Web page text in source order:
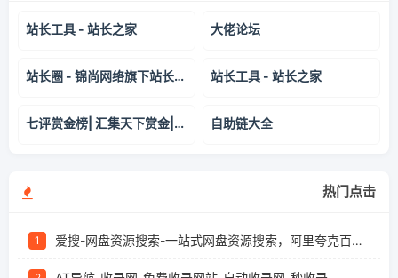
站长工具 - 站长之家 大佬论坛
站长圈 - 锦尚网络旗下站长门户 - 做站长,就上站长圈 站长工具 - 站长之家
七评赏金榜| 汇集天下赏金|聚集天下英才 自助链大全
热门点击
1 爱搜-网盘资源搜索-一站式网盘资源搜索，阿里夸克百度迅雷UC全聚合